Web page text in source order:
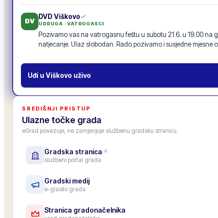
DV
DVD Viškovo
UDRUGA · VATROGASCI
Pozivamo vas na vatrogasnu feštu u subotu 21.6. u 19.00
natjecanje. Ulaz slobodan. Rado pozivamo i susjedne mjesne
POZIV
Vatrogasna fešta · 21.6.
19odgovora·94lajkova
MO Centar
MJESNI ODBOR
Inicijativu za nogostup uz glavnu cestu s 87 potpisa proslijedili
prenosimo u zajednički tok objava, da je vide i drugi mjesni
11odgovora· 52lajkova
OŠ
Gradska osnovna škola
USTANOVA · ŠKOLA
Roditeljski sastanak za roditelje budućih prvašića: 25. lipnja u
odgovora
Uđi u Viškovo uživo
SREDIŠNJI PRISTUP
Ulazne točke grada
eGrad povezuje, ne zamjenjuje službenu gradsku stranicu.
Gradska stranica
službeni portal grada
Gradski medij
e-glasilo grada
Stranica gradonačelnika